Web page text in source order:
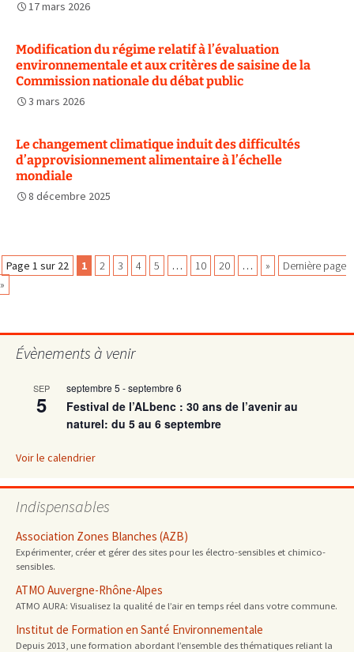
17 mars 2026
Modification du régime relatif à l’évaluation
environnementale et aux critères de saisine de la
Commission nationale du débat public
3 mars 2026
Le changement climatique induit des difficultés
d’approvisionnement alimentaire à l’échelle
mondiale
8 décembre 2025
Navigation
des
articles
Page 1 sur 22 1 2 3 4 5 … 10 20 … »
Dernière page
»
Évènements à venir
SEP
5
septembre 5 -septembre 6
Festival de l’ALbenc : 30 ans de l’avenir au
naturel: du 5 au 6 septembre
Voir le calendrier
Indispensables
Association Zones Blanches (AZB)
Expérimenter, créer et gérer des sites pour les électro-sensibles et chimico-
sensibles.
ATMO Auvergne-Rhône-Alpes
ATMO AURA: Visualisez la qualité de l’air en temps réel dans votre commune.
Institut de Formation en Santé Environnementale
Depuis 2013, une formation abordant l’ensemble des thématiques reliant la